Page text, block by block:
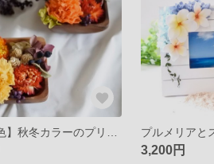
3,200円